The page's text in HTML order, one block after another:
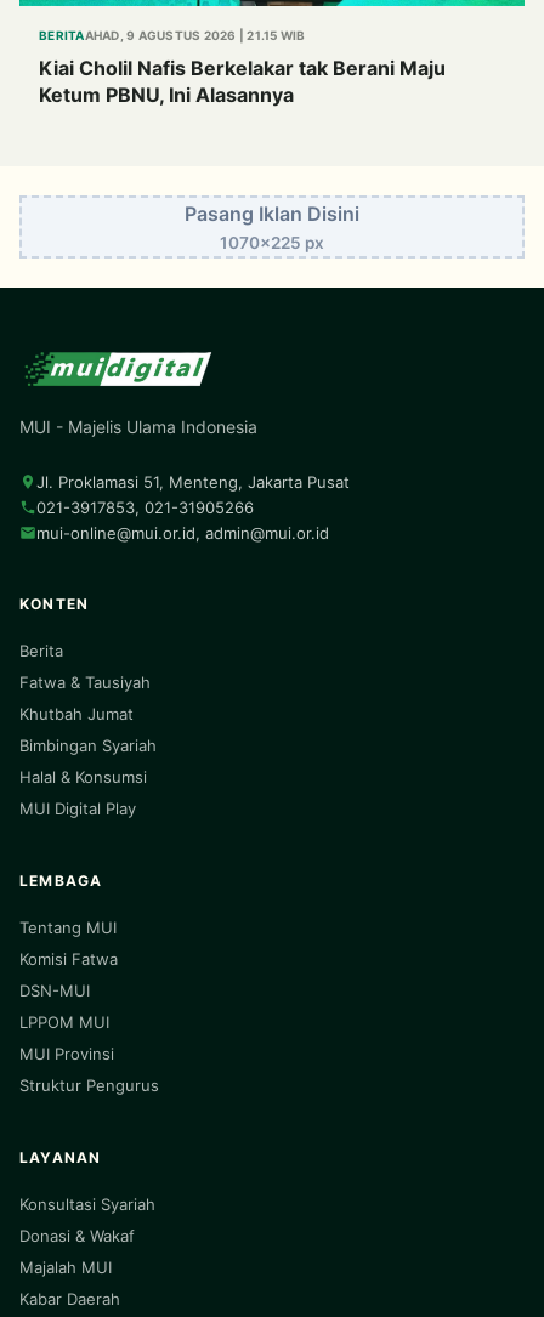
BERITAAHAD, 9 AGUSTUS 2026 | 21.15 WIB
Kiai Cholil Nafis Berkelakar tak Berani Maju
Ketum PBNU, Ini Alasannya
Pasang Iklan Disini
1070x225 px
MUI - Majelis Ulama Indonesia
Jl. Proklamasi 51, Menteng, Jakarta Pusat
021-3917853, 021-31905266
mui-online@mui.or.id, admin@mui.or.id
KONTEN
Berita
Fatwa & Tausiyah
Khutbah Jumat
Bimbingan Syariah
Halal & Konsumsi
MUI Digital Play
LEMBAGA
Tentang MUI
Komisi Fatwa
DSN-MUI
LPPOM MUI
MUI Provinsi
Struktur Pengurus
LAYANAN
Konsultasi Syariah
Donasi & Wakaf
Majalah MUI
Kabar Daerah